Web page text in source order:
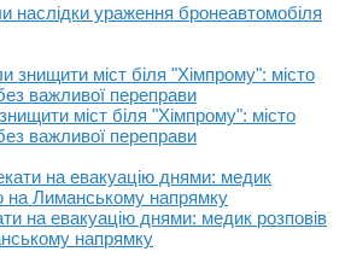
наслідки ураження бронеавтомобіля
міст біля "Хімпрому": місто
важливої переправи
на евакуацію днями: медик розповів
напрямку